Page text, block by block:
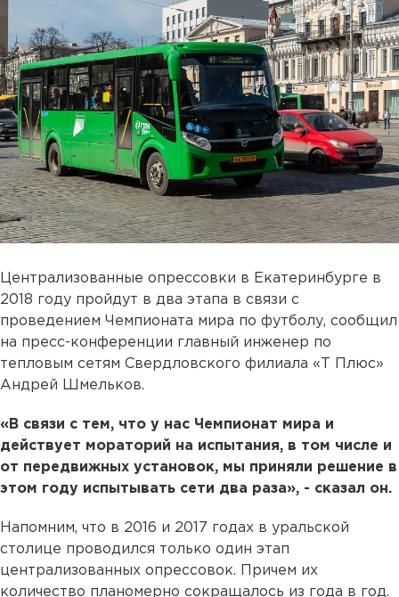
Централизованные опрессовки в Екатеринбурге в
2018 году пройдут в два этапа в связи с
проведением Чемпионата мира по футболу, сообщил
на пресс-конференции главный инженер по
тепловым сетям Свердловского филиала «Т Плюс»
Андрей Шмельков.
«В связи с тем, что у нас Чемпионат мира и
действует мораторий на испытания, в том числе и
от передвижных установок, мы приняли решение в
этом году испытывать сети два раза», - сказал он.
Напомним, что в 2016 и 2017 годах в уральской
столице проводился только один этап
централизованных опрессовок. Причем их
количество планомерно сокращалось из года в год.